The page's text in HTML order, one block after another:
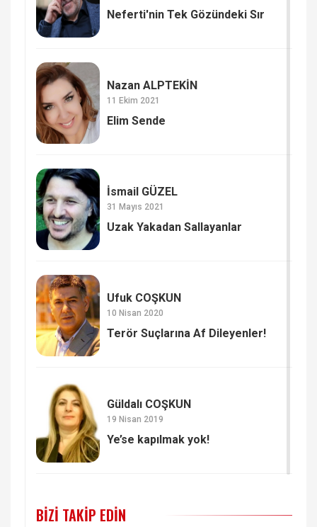
Neferti'nin Tek Gözündeki Sır
Nazan ALPTEKİN
11 Ekim 2021
Elim Sende
İsmail GÜZEL
31 Mayıs 2021
Uzak Yakadan Sallayanlar
Ufuk COŞKUN
10 Nisan 2020
Terör Suçlarına Af Dileyenler!
Güldalı COŞKUN
19 Nisan 2019
Ye’se kapılmak yok!
BIZI TAKIP EDIN